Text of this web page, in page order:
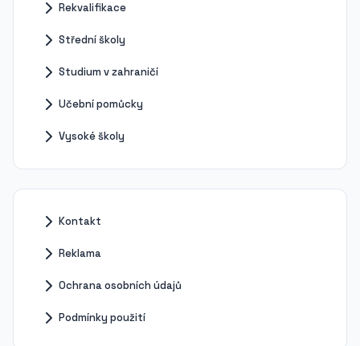
Rekvalifikace
Střední školy
Studium v zahraničí
Učební pomůcky
Vysoké školy
Kontakt
Reklama
Ochrana osobních údajů
Podmínky použití